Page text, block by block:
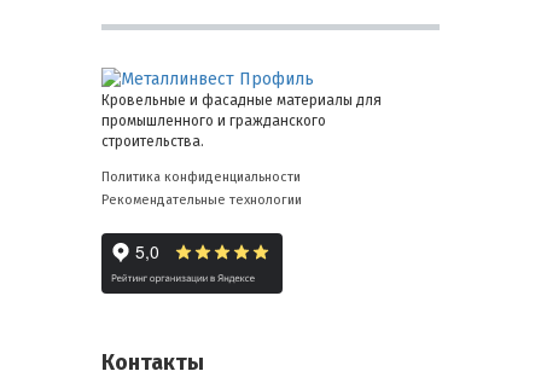
Кровельные и фасадные материалы для
промышленного и гражданского
строительства.
Политика конфиденциальности
Рекомендательные технологии
Контакты